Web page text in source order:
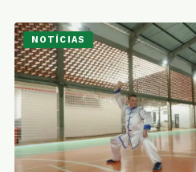
NOTÍCIAS